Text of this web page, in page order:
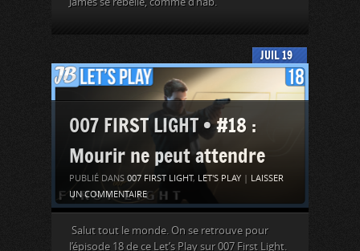
19
JUIL
007 FIRST LIGHT • #18 :
Mourir ne peut attendre
PUBLIÉ DANS 007 FIRST LIGHT, LET'S PLAY | LAISSER
UN COMMENTAIRE
Salut tout le monde. On se retrouve pour
l’épisode 18 de ce Let’s Play sur 007 First Light.